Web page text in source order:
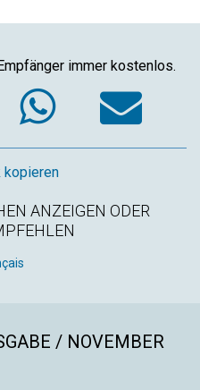
immer kostenlos.
kopieren
ANZEIGEN ODER
/ NOVEMBER